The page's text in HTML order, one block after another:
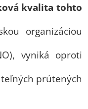
kvalita tohto
organizáciou
vyniká oproti
prútených